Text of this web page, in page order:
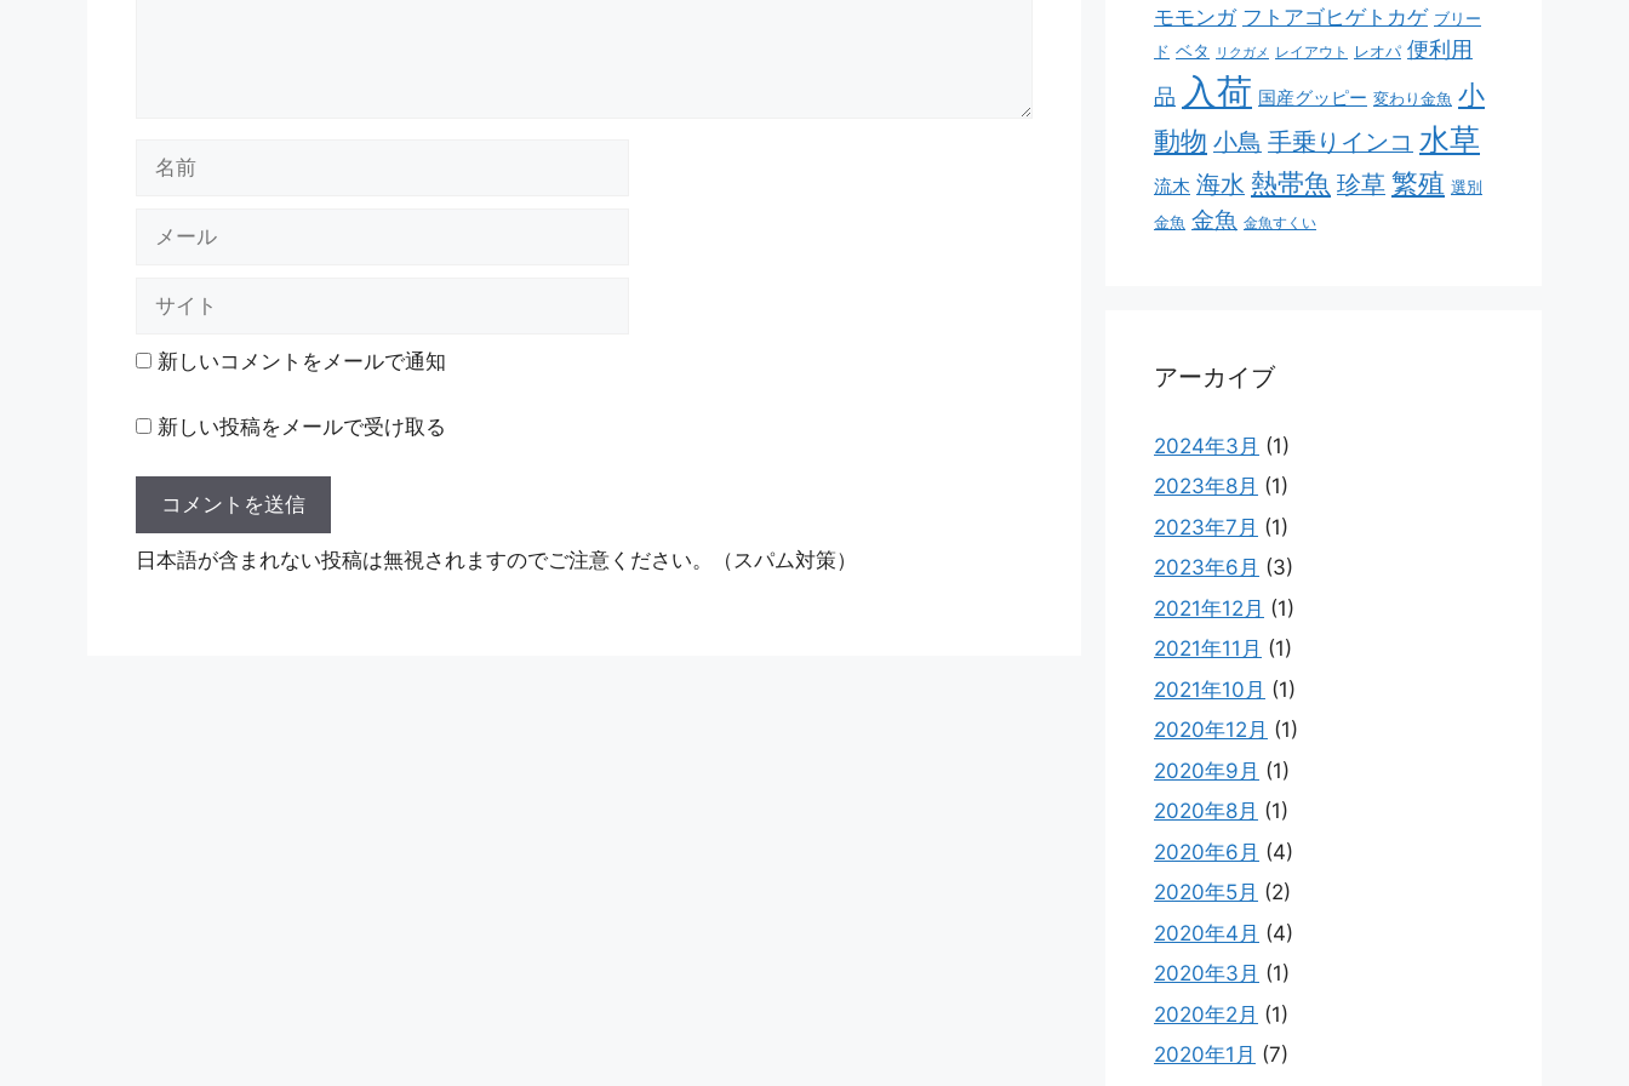
ト 新しいコメントをメールで通知
新しい投稿をメールで受け取る
日本語が含まれない投稿は無視されますのでご注意ください。（スパム対策）
モモンガ フトアゴヒゲトカゲ ブリー
ド ベタ リクガメ レイアウト レオパ 便利用
品 入荷 国産グッピー 変わり金魚 小
動物 小鳥 手乗りインコ 水草
流木 海水 熱帯魚 珍草 繁殖 選別
金魚 金魚 金魚すくい
アーカイブ
2024年3月 (1)
2023年8月 (1)
2023年7月 (1)
2023年6月 (3)
2021年12月 (1)
2021年11月 (1)
2021年10月 (1)
2020年12月 (1)
2020年9月 (1)
2020年8月 (1)
2020年6月 (4)
2020年5月 (2)
2020年4月 (4)
2020年3月 (1)
2020年2月 (1)
2020年1月 (7)